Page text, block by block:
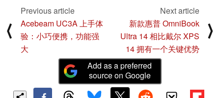
⟨
Previous article
Acebeam UC3A 上手体
验：小巧便携，功能强
大
Next article
新款惠普 OmniBook
Ultra 14 相比戴尔 XPS
14 拥有一个关键优势
⟩
Add as a preferred
source on Google